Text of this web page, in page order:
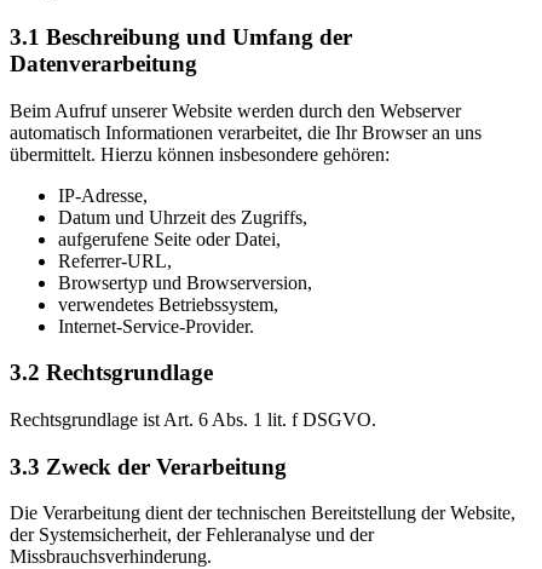
3.1 Beschreibung und Umfang der
Datenverarbeitung
Beim Aufruf unserer Website werden durch den Webserver
automatisch Informationen verarbeitet, die Ihr Browser an uns
übermittelt. Hierzu können insbesondere gehören:
IP-Adresse,
Datum und Uhrzeit des Zugriffs,
aufgerufene Seite oder Datei,
Referrer-URL,
Browsertyp und Browserversion,
verwendetes Betriebssystem,
Internet-Service-Provider.
3.2 Rechtsgrundlage
Rechtsgrundlage ist Art. 6 Abs. 1 lit. f DSGVO.
3.3 Zweck der Verarbeitung
Die Verarbeitung dient der technischen Bereitstellung der Website,
der Systemsicherheit, der Fehleranalyse und der
Missbrauchsverhinderung.